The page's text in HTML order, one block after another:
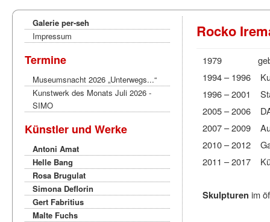
Galerie per-seh
Impressum
Termine
Museumsnacht 2026 „Unterwegs...“
Kunstwerk des Monats Juli 2026 -
SIMO
Künstler und Werke
Antoni Amat
Helle Bang
Rosa Brugulat
Simona Deflorin
Gert Fabritius
Malte Fuchs
Rocko
1979
1994 – 1996
1996 – 2001
2005 – 2006
2007 – 2009
2010–2012
2011 –2017
Skulpturen im